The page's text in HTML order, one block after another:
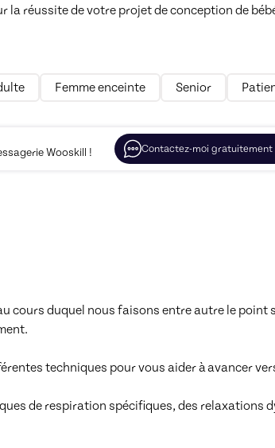
la réussite de votre projet de conception de
Femme enceinte Senior
Wooskill !
Contactez-moi gratuitement
cours duquel nous faisons entre autre le
techniques pour vous aider à avancer
de respiration spécifiques, des relaxations